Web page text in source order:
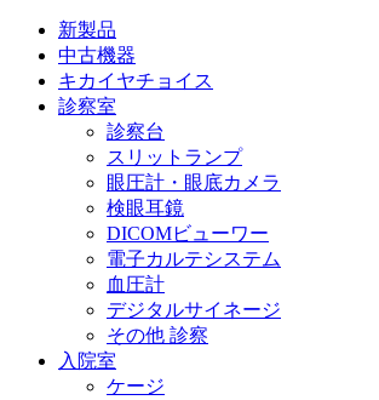
新製品
中古機器
キカイヤチョイス
診察室
診察台
スリットランプ
眼圧計・眼底カメラ
検眼耳鏡
DICOMビューワー
電子カルテシステム
血圧計
デジタルサイネージ
その他 診察
入院室
ケージ